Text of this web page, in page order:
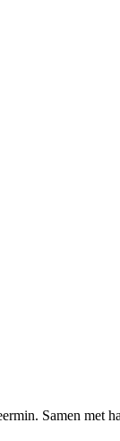
Samen